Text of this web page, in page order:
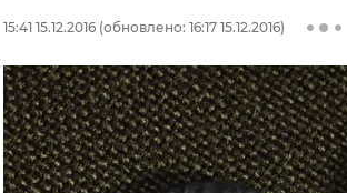
15:41 15.12.2016 (обновлено: 16:17 15.12.2016)